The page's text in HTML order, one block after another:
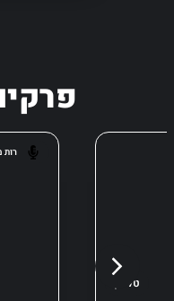
רות
טל מן